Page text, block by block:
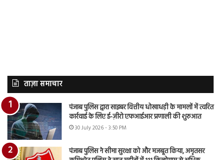
ताज़ा समाचार
पंजाब पुलिस द्वारा साइबर वित्तीय धोखाधड़ी के मामलों में त्वरित
कार्रवाई के लिए ई-ज़ीरो एफआईआर प्रणाली की शुरुआत
30 July 2026 - 3:50 PM
पंजाब पुलिस ने सीमा सुरक्षा को और मजबूत किया, अमृतसर